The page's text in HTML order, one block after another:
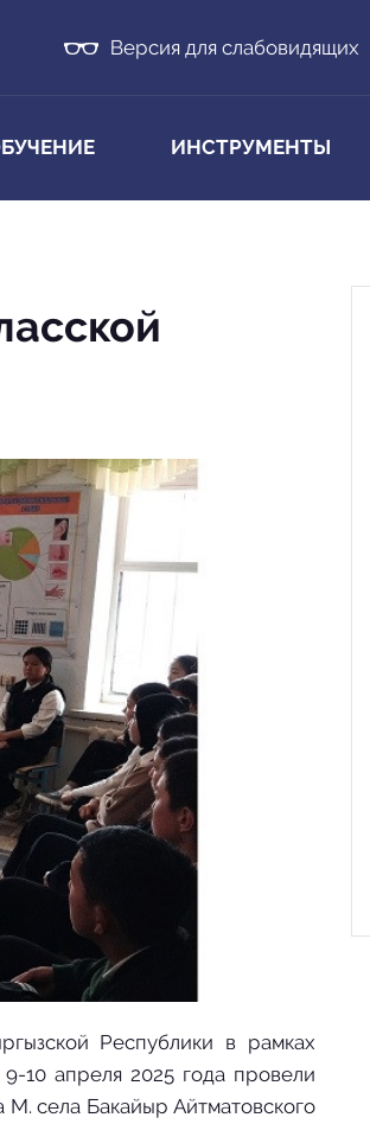
Версия для слабовидящих
ИНСТРУМЕНТЫ
Республики в рамках
10 апреля 2025 года провели
М. села Бакайыр Айтматовского